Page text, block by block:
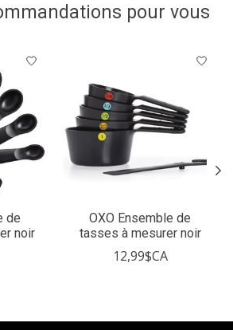
pour vous
de produits
de
noir
OXO Ensemble de
tasses à mesurer noir
12,99$CA